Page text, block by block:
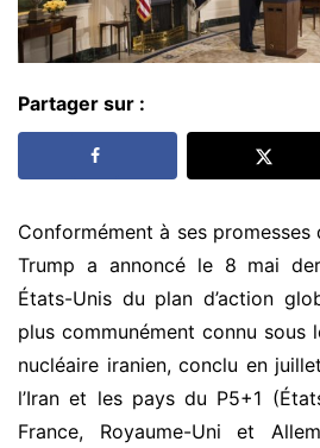
Partager sur :
Conformément à ses promesses
Trump a annoncé le 8 mai
États-Unis du plan d’action
plus communément connu sous
nucléaire iranien, conclu en
l’Iran et les pays du P5+1
France, Royaume-Uni et